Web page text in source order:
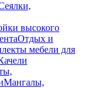
высокого
Отдых и
мебели для
Мангалы,